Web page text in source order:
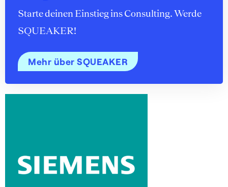
Starte deinen Einstieg ins Consulting. Werde
SQUEAKER!
Mehr über SQUEAKER